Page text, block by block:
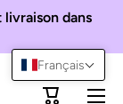
dans
Panier
Français